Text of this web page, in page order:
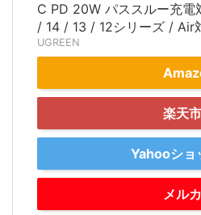
C PD 20W パススルー充
/ 14 / 13 / 12シリーズ / Air
UGREEN
楽天
Yahooショ
メル